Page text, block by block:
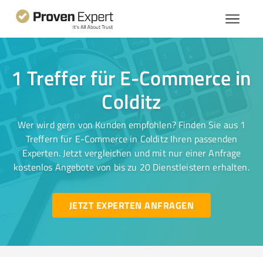
1 Treffer für E-Commerce in
Colditz
Wer wird gern von Kunden empfohlen? Finden Sie aus 1
Treffern für E-Commerce in Colditz Ihren passenden
Experten. Jetzt vergleichen und mit nur einer Anfrage
kostenlos Angebote von bis zu 20 Dienstleistern erhalten.
JETZT EXPERTEN ANFRAGEN